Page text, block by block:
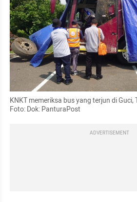
KNKT memeriksa bus yang terjun di
Foto: Dok: PanturaPost
ADVERTISEMENT